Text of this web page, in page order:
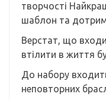
творчості
шаблон та
Верстат, що
втілити в життя
До набору
неповторних